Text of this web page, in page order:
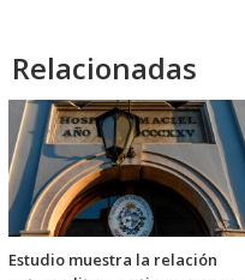
Relacionadas
Estudio muestra la relación